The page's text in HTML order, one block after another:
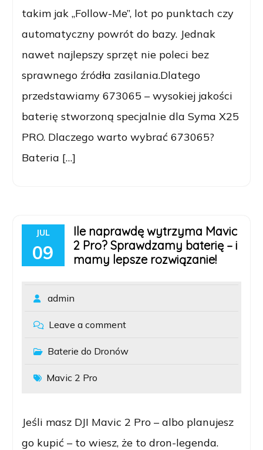
takim jak „Follow-Me”, lot po punktach czy
automatyczny powrót do bazy. Jednak
nawet najlepszy sprzęt nie poleci bez
sprawnego źródła zasilania.Dlatego
przedstawiamy 673065 – wysokiej jakości
baterię stworzoną specjalnie dla Syma X25
PRO. Dlaczego warto wybrać 673065?
Bateria […]
JUL
09
Ile naprawdę wytrzyma Mavic
2 Pro? Sprawdzamy baterię – i
mamy lepsze rozwiązanie!
admin
Leave a comment
Baterie do Dronów
Mavic 2 Pro
Jeśli masz DJI Mavic 2 Pro – albo planujesz
go kupić – to wiesz, że to dron-legenda.